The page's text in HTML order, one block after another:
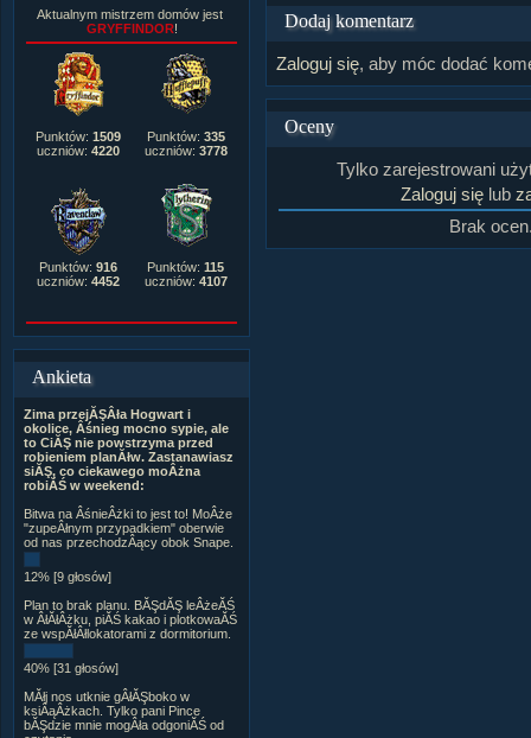
Aktualnym mistrzem domów jest
GRYFFINDOR!
Punktów: 1509
uczniów: 4220
Punktów: 335
uczniów: 3778
Punktów: 916
uczniów: 4452
Punktów: 115
uczniów: 4107
Ankieta
Zima przejĂŞÂła Hogwart i
okolice, Âśnieg mocno sypie, ale
to CiĂŞ nie powstrzyma przed
robieniem planĂłw. Zastanawiasz
siĂŞ, co ciekawego moÂżna
robiĂŚ w weekend:
Bitwa na ÂśnieÂżki to jest to! MoÂże
"zupeÂłnym przypadkiem" oberwie
od nas przechodzÂący obok Snape.
12% [9 głosów]
Plan to brak planu. BĂŞdĂŞ leÂżeĂŚ
w ÂłĂłÂżku, piĂŚ kakao i plotkowaĂŚ
ze wspĂłÂłlokatorami z dormitorium.
40% [31 głosów]
MĂłj nos utknie gÂłĂŞboko w
ksiÂąÂżkach. Tylko pani Pince
bĂŞdzie mnie mogÂła odgoniĂŚ od
Dodaj komentarz
Zaloguj się, aby móc dodać
Oceny
Tylko zarejestrowani
Zaloguj się lub
Brak